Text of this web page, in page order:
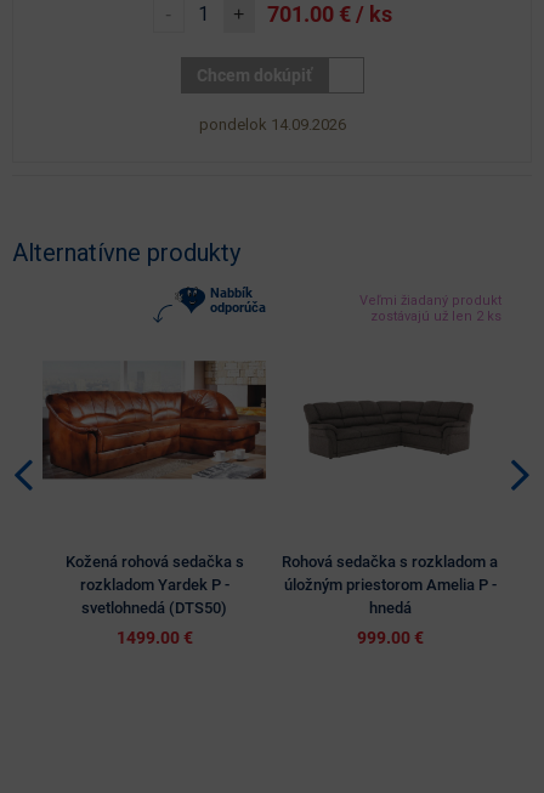
- + 701.00€ / ks
Chcem dokúpiť
pondelok 14.09.2026
Alternatívne produkty
Nabbík
odporúča
Kožená rohová sedačka s
rozkladom Yardek P -
svetlohnedá (DTS50)
1499.00 €
Veľmi žiadaný produkt
zostávajú už len 2 ks
Rohová sedačka s rozkladom a
úložným priestorom Amelia P -
hnedá
999.00 €